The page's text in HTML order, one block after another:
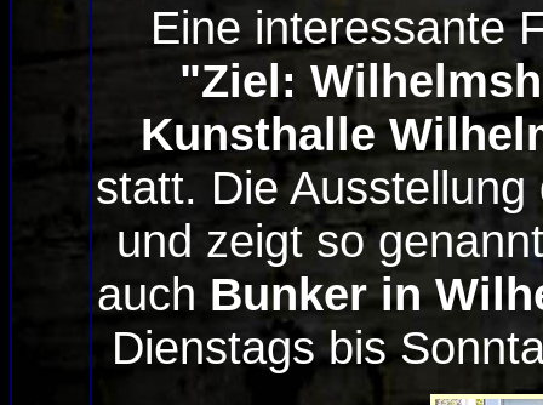
Eine interessante
"Ziel:
Kunsthalle
statt. Die
und zeigt so
auch Bunker in
Dienstags bis